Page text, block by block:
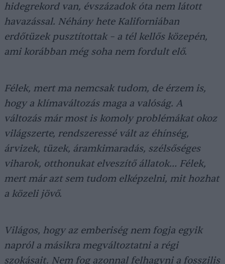
hidegrekord van, évszázadok óta nem látott
havazással. Néhány hete Kaliforniában
erdőtüzek pusztítottak – a tél kellős közepén,
ami korábban még soha nem fordult elő.
Félek, mert ma nemcsak tudom, de érzem is,
hogy a klímaváltozás maga a valóság. A
változás már most is komoly problémákat okoz
világszerte, rendszeressé vált az éhínség,
árvizek, tüzek, áramkimaradás, szélsőséges
viharok, otthonukat elveszítő állatok… Félek,
mert már azt sem tudom elképzelni, mit hozhat
a közeli jövő.
Világos, hogy az emberiség nem fogja egyik
napról a másikra megváltoztatni a régi
szokásait. Nem fog azonnal felhagyni a fosszilis